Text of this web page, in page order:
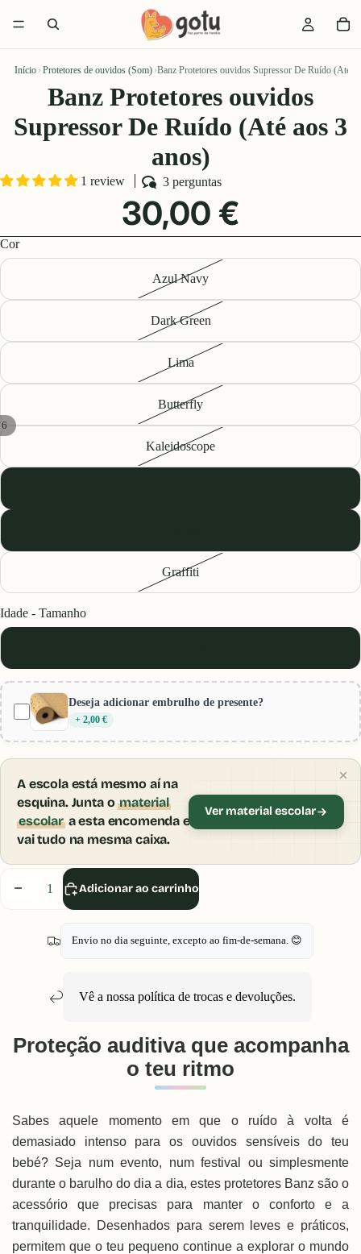
Início › Protetores de ouvidos (Som) ›Banz Protetores ouvidos Supressor De Ruído (Até
6
Banz Protetores ouvidos
Supressor De Ruído (Até aos 3
anos)
1 review 3 perguntas
30,00 €
Cor
Azul Navy
Dark Green
Lima
Butterfly
Kaleidoscope
Graffiti
Idade - Tamanho
Deseja adicionar embrulho de presente?
+ 2,00 €
Diminuir
quantidade
Aumentar
A escola está mesmo aí na
esquina. Junta omaterial
escolara esta encomenda e
vai tudo na mesma caixa.
Ver material escolar
Adicionar ao carrinho
Envio no dia seguinte, excepto ao fim-de-semana. 😊
Vê a nossa política de trocas e devoluções.
Proteção auditiva que acompanha
o teu ritmo
Sabes aquele momento em que o ruído à volta é
demasiado intenso para os ouvidos sensíveis do teu
bebé? Seja num evento, num festival ou simplesmente
durante o barulho do dia a dia, estes protetores Banz são o
acessório que precisas para manter o conforto e a
tranquilidade. Desenhados para serem leves e práticos,
permitem que o teu pequeno continue a explorar o mundo